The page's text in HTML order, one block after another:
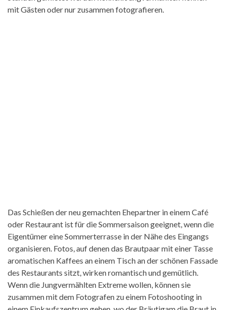
mit Gästen oder nur zusammen fotografieren.
Das Schießen der neu gemachten Ehepartner in einem Café
oder Restaurant ist für die Sommersaison geeignet, wenn die
Eigentümer eine Sommerterrasse in der Nähe des Eingangs
organisieren. Fotos, auf denen das Brautpaar mit einer Tasse
aromatischen Kaffees an einem Tisch an der schönen Fassade
des Restaurants sitzt, wirken romantisch und gemütlich.
Wenn die Jungvermählten Extreme wollen, können sie
zusammen mit dem Fotografen zu einem Fotoshooting in